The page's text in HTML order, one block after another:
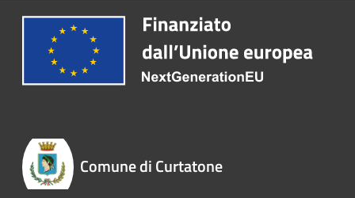
Comune di Curtatone